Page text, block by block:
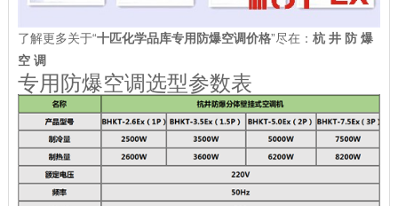
了解更多关于“十匹化学品库专用防爆空调价格”尽在： 杭 井 防 爆
空 调
专用防爆空调选型参数表